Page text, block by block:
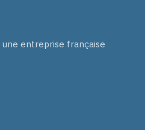
entreprise française